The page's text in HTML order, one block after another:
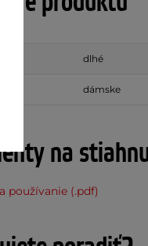
dlhé
dámske
na
používanie (.pdf)